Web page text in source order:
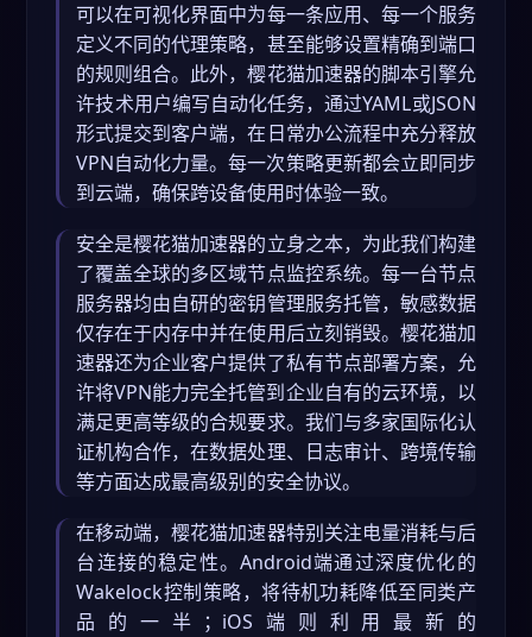
可以在可视化界面中为每一条应用、每一个服务
定义不同的代理策略，甚至能够设置精确到端口
的规则组合。此外，樱花猫加速器的脚本引擎允
许技术用户编写自动化任务，通过YAML或JSON
形式提交到客户端，在日常办公流程中充分释放
VPN自动化力量。每一次策略更新都会立即同步
到云端，确保跨设备使用时体验一致。
安全是樱花猫加速器的立身之本，为此我们构建
了覆盖全球的多区域节点监控系统。每一台节点
服务器均由自研的密钥管理服务托管，敏感数据
仅存在于内存中并在使用后立刻销毁。樱花猫加
速器还为企业客户提供了私有节点部署方案，允
许将VPN能力完全托管到企业自有的云环境，以
满足更高等级的合规要求。我们与多家国际化认
证机构合作，在数据处理、日志审计、跨境传输
等方面达成最高级别的安全协议。
在移动端，樱花猫加速器特别关注电量消耗与后
台连接的稳定性。Android端通过深度优化的
Wakelock控制策略，将待机功耗降低至同类产
品的一半；iOS端则利用最新的